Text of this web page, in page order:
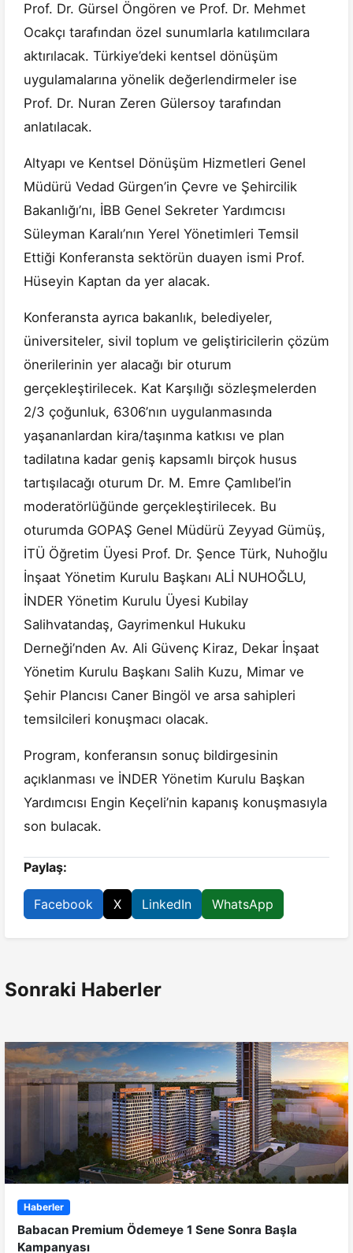
Prof. Dr. Gürsel Öngören ve Prof. Dr. Mehmet
Ocakçı tarafından özel sunumlarla katılımcılara
aktırılacak. Türkiye’deki kentsel dönüşüm
uygulamalarına yönelik değerlendirmeler ise
Prof. Dr. Nuran Zeren Gülersoy tarafından
anlatılacak.
Altyapı ve Kentsel Dönüşüm Hizmetleri Genel
Müdürü Vedad Gürgen’in Çevre ve Şehircilik
Bakanlığı’nı, İBB Genel Sekreter Yardımcısı
Süleyman Karalı’nın Yerel Yönetimleri Temsil
Ettiği Konferansta sektörün duayen ismi Prof.
Hüseyin Kaptan da yer alacak.
Konferansta ayrıca bakanlık, belediyeler,
üniversiteler, sivil toplum ve geliştiricilerin çözüm
önerilerinin yer alacağı bir oturum
gerçekleştirilecek. Kat Karşılığı sözleşmelerden
2/3 çoğunluk, 6306’nın uygulanmasında
yaşananlardan kira/taşınma katkısı ve plan
tadilatına kadar geniş kapsamlı birçok husus
tartışılacağı oturum Dr. M. Emre Çamlıbel’in
moderatörlüğünde gerçekleştirilecek. Bu
oturumda GOPAŞ Genel Müdürü Zeyyad Gümüş,
İTÜ Öğretim Üyesi Prof. Dr. Şence Türk, Nuhoğlu
İnşaat Yönetim Kurulu Başkanı ALİ NUHOĞLU,
İNDER Yönetim Kurulu Üyesi Kubilay
Salihvatandaş, Gayrimenkul Hukuku
Derneği’nden Av. Ali Güvenç Kiraz, Dekar İnşaat
Yönetim Kurulu Başkanı Salih Kuzu, Mimar ve
Şehir Plancısı Caner Bingöl ve arsa sahipleri
temsilcileri konuşmacı olacak.
Program, konferansın sonuç bildirgesinin
açıklanması ve İNDER Yönetim Kurulu Başkan
Yardımcısı Engin Keçeli’nin kapanış konuşmasıyla
son bulacak.
Paylaş:
Facebook X LinkedIn WhatsApp
Sonraki Haberler
Haberler
Babacan Premium Ödemeye 1 Sene Sonra Başla
Kampanyası